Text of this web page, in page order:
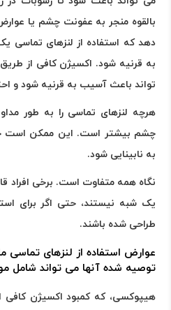
دهد که استفاده از لنزهای تماسی
به قرنیه شود. اکسیژن کافی از
تواند باعث آسیب به قرنیه شود و
هرچه لنزهای تماسی را به طور
چشم بیشتر است. این ممکن است
به نابینایی شود.
نگاه همه متفاوت است. برخی افراد
یک شبه نیستند، حتی اگر برای
طراحی شده باشند.
عوارض استفاده از لنزهای تماسی
توصیه شده آنها می تواند شامل
هیپوکسی، که کمبود اکسیژن